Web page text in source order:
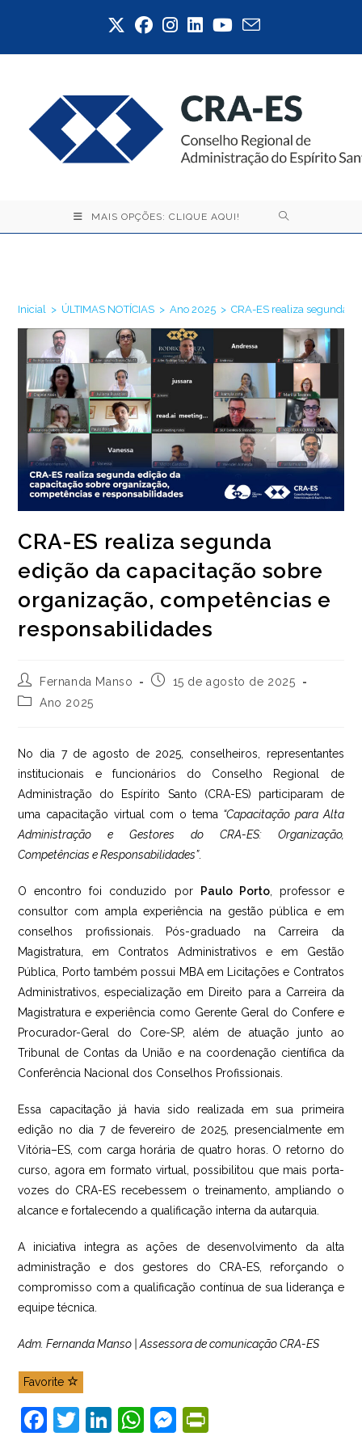
MAIS OPÇÕES: CLIQUE AQUI!
Inicial > ÚLTIMAS NOTÍCIAS > Ano 2025 > CRA-ES realiza segunda
CRA-ES realiza segunda
edição da capacitação sobre
organização, competências e
responsabilidades
Autor
do
post:
Fernanda Manso
Post15 de agosto de 2025
Categoria
Ano 2025
No dia 7 de agosto de 2025, conselheiros, representantes
institucionais e funcionários do Conselho Regional de
Administração do Espírito Santo (CRA-ES) participaram de
uma capacitação virtual com o tema “Capacitação para Alta
Administração e Gestores do CRA-ES: Organização,
Competências e Responsabilidades”.
O encontro foi conduzido por Paulo Porto, professor e
consultor com ampla experiência na gestão pública e em
conselhos profissionais. Pós-graduado na Carreira da
Magistratura, em Contratos Administrativos e em Gestão
Pública, Porto também possui MBA em Licitações e Contratos
Administrativos, especialização em Direito para a Carreira da
Magistratura e experiência como Gerente Geral do Confere e
Procurador-Geral do Core-SP, além de atuação junto ao
Tribunal de Contas da União e na coordenação científica da
Conferência Nacional dos Conselhos Profissionais.
Essa capacitação já havia sido realizada em sua primeira
edição no dia 7 de fevereiro de 2025, presencialmente em
Vitória–ES, com carga horária de quatro horas. O retorno do
curso, agora em formato virtual, possibilitou que mais porta-
vozes do CRA-ES recebessem o treinamento, ampliando o
alcance e fortalecendo a qualificação interna da autarquia.
A iniciativa integra as ações de desenvolvimento da alta
administração e dos gestores do CRA-ES, reforçando o
compromisso com a qualificação contínua de sua liderança e
equipe técnica.
Adm. Fernanda Manso | Assessora de comunicação CRA-ES
Favorite
F
T
Li
W M